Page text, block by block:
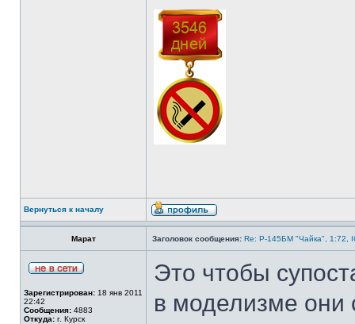
Вернуться к началу
Марат Заголовок сообщения: Re: Р-145БМ "Чайка", 1:72,
Зарегистрирован: 18 янв 2011
22:42
Сообщения: 4883
Откуда: г. Курск
Это чтобы
в моделизме